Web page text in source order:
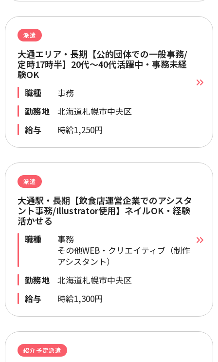
派遣
大通エリア・長期【公的団体での一般事務/
定時17時半】20代～40代活躍中・事務未経
験OK
職種
事務
勤務地
北海道札幌市中央区
給与
時給1,250円
派遣
大通駅・長期【飲食店運営企業でのアシスタ
ント事務/Illustrator使用】ネイルOK・経験
活かせる
職種
事務
その他WEB・クリエイティブ（制作
アシスタント）
勤務地
北海道札幌市中央区
給与
時給1,300円
紹介予定派遣